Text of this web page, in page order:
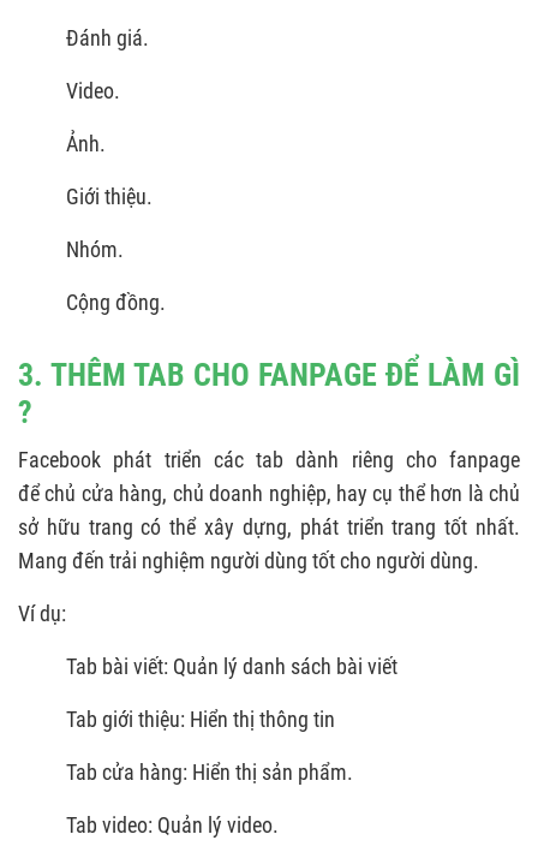
Đánh giá.
Video.
Ảnh.
Giới thiệu.
Nhóm.
Cộng đồng.
3. THÊM TAB CHO FANPAGE ĐỂ LÀM GÌ
?
Facebook phát triển các tab dành riêng cho fanpage
để chủ cửa hàng, chủ doanh nghiệp, hay cụ thể hơn là chủ
sở hữu trang có thể xây dựng, phát triển trang tốt nhất.
Mang đến trải nghiệm người dùng tốt cho người dùng.
Ví dụ:
Tab bài viết: Quản lý danh sách bài viết
Tab giới thiệu: Hiển thị thông tin
Tab cửa hàng: Hiển thị sản phẩm.
Tab video: Quản lý video.